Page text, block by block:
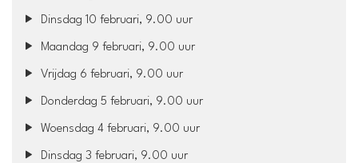
Dinsdag 10 februari, 9.00 uur
Maandag 9 februari, 9.00 uur
Vrijdag 6 februari, 9.00 uur
Donderdag 5 februari, 9.00 uur
Woensdag 4 februari, 9.00 uur
Dinsdag 3 februari, 9.00 uur